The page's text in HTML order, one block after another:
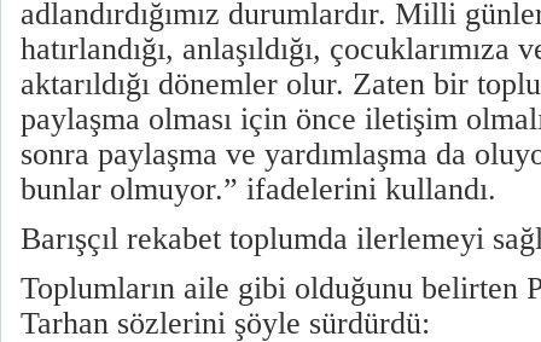
adlandırdığımız durumlardır. Milli
hatırlandığı, anlaşıldığı, çocuklarımıza
aktarıldığı dönemler olur. Zaten bir
paylaşma olması için önce iletişim
sonra paylaşma ve yardımlaşma da
bunlar olmuyor.” ifadelerini kullandı.
Barışçıl rekabet toplumda ilerlemeyi
Toplumların aile gibi olduğunu belirten
Tarhan sözlerini şöyle sürdürdü: